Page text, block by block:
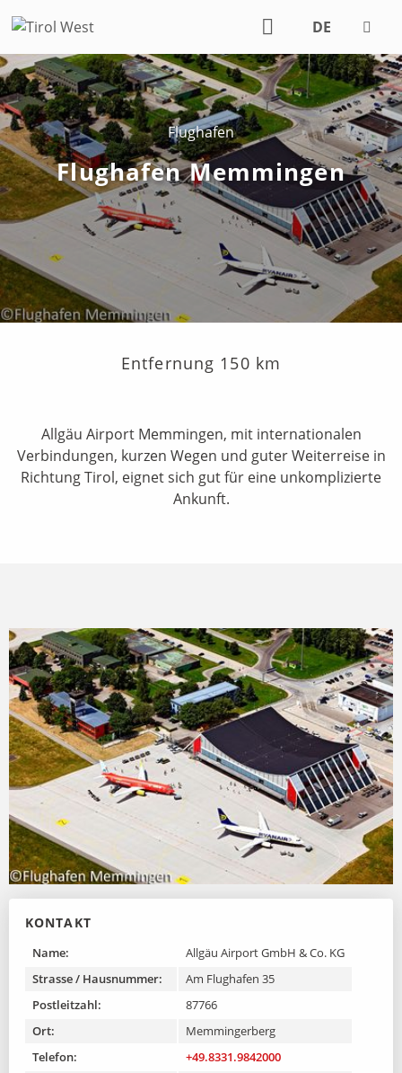
DE
EN
Flughafen
Flughafen Memmingen
Entfernung 150 km
Allgäu Airport Memmingen, mit internationalen
Verbindungen, kurzen Wegen und guter Weiterreise in
Richtung Tirol, eignet sich gut für eine unkomplizierte
Ankunft.
KONTAKT
Name:
Allgäu Airport GmbH & Co. KG
Strasse / Hausnummer:
Am Flughafen 35
Postleitzahl:
87766
Ort:
Memmingerberg
Telefon:
+49.8331.9842000